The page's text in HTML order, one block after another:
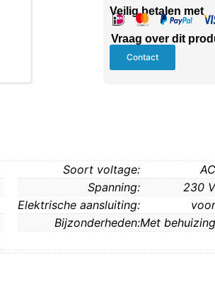
Veilig betalen met
Vraag over dit
Contact
Soort voltage:
AC
Spanning:
230
Elektrische aansluiting:
Bijzonderheden:Met behuizing